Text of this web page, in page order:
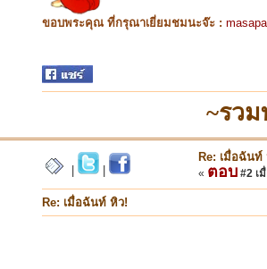
ขอบพระคุณ ที่กรุณาเยี่ยมชมนะจ๊ะ :
~รว
Re: เมื่อฉันท์
« ตอบ #2 เ
Re: เมื่อฉันท์ หิว!